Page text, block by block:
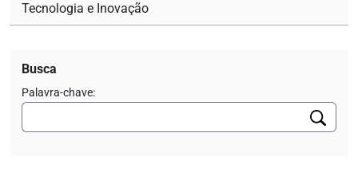
Tecnologia e Inovação
Busca
Palavra-chave: